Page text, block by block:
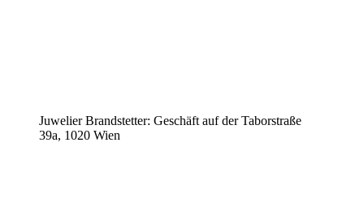
Juwelier Brandstetter: Geschäft auf der Taborstraße
39a, 1020 Wien